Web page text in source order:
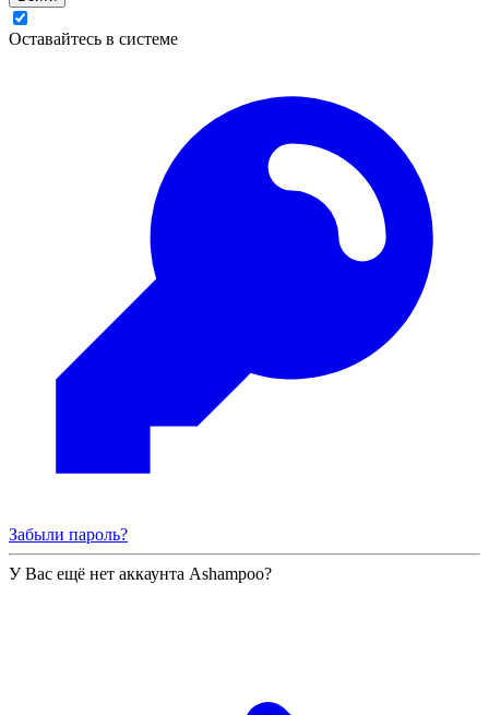
Оставайтесь в системе
Забыли пароль?
У Вас ещё нет аккаунта Ashampoo?